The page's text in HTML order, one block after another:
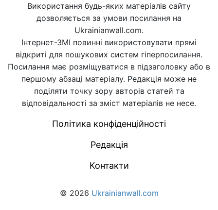
Використання будь-яких матеріалів сайту
дозволяється за умови посилання на
Ukrainianwall.com.
Інтернет-ЗМІ повинні використовувати прямі
відкриті для пошукових систем гіперпосилання.
Посилання має розміщуватися в підзаголовку або в
першому абзаці матеріалу. Редакція може не
поділяти точку зору авторів статей та
відповідальності за зміст матеріалів не несе.
Політика конфіденційності
Редакція
Контакти
© 2026 Ukrainianwall.com